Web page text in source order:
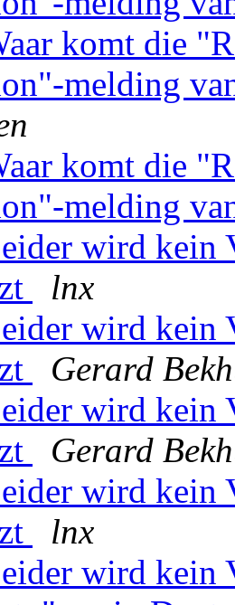
komt die
melding
komt die
melding
wird kein
lnx
wird kein
Gerard
wird kein
Gerard
wird kein
lnx
wird kein